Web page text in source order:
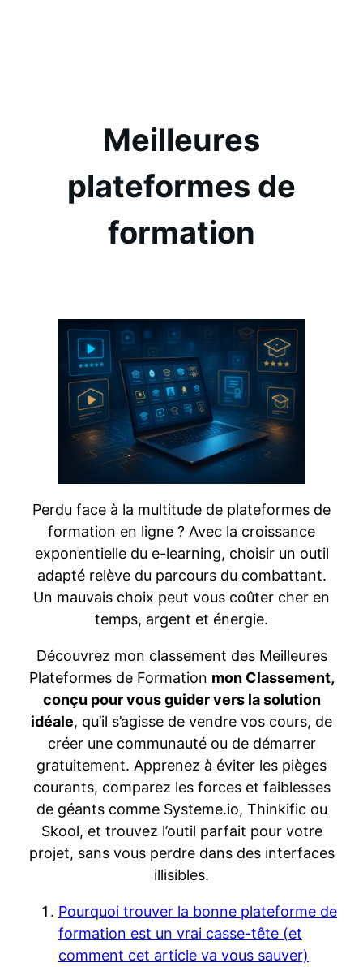
Meilleures
plateformes de
formation
Perdu face à la multitude de plateformes de
formation en ligne ? Avec la croissance
exponentielle du e-learning, choisir un outil
adapté relève du parcours du combattant.
Un mauvais choix peut vous coûter cher en
temps, argent et énergie.
Découvrez mon classement des Meilleures
Plateformes de Formation mon Classement,
conçu pour vous guider vers la solution
idéale, qu’il s’agisse de vendre vos cours, de
créer une communauté ou de démarrer
gratuitement. Apprenez à éviter les pièges
courants, comparez les forces et faiblesses
de géants comme Systeme.io, Thinkific ou
Skool, et trouvez l’outil parfait pour votre
projet, sans vous perdre dans des interfaces
illisibles.
Pourquoi trouver la bonne plateforme de
formation est un vrai casse-tête (et
comment cet article va vous sauver)